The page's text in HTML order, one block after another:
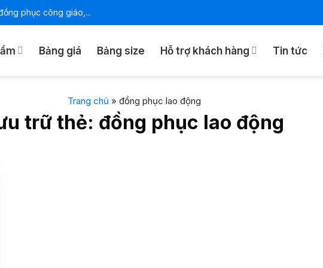
phục công giáo,...
Bảng giá Bảng size Hỗ trợ khách hàng Tin tức
Trang chủ » đồng phục lao động
trữ thẻ: đồng phục lao động